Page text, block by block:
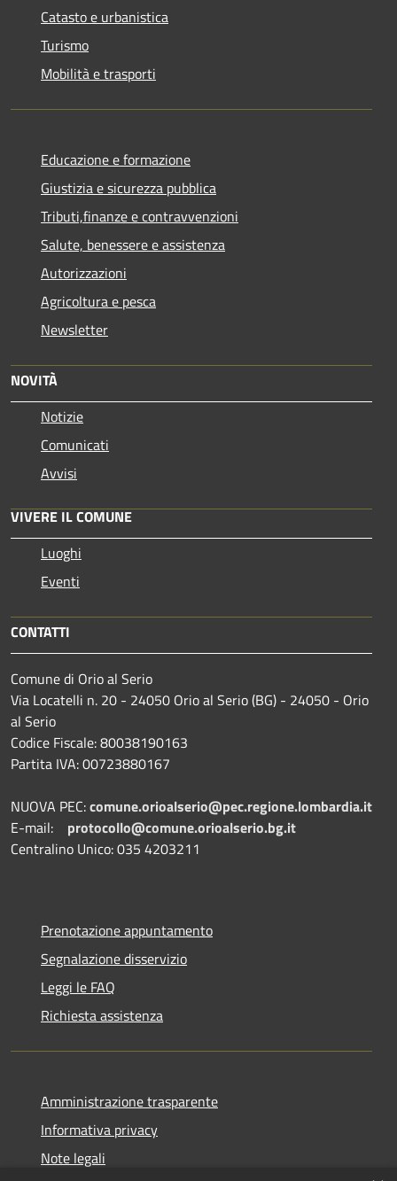
Catasto e urbanistica
Turismo
Mobilità e trasporti
Educazione e formazione
Giustizia e sicurezza pubblica
Tributi,finanze e contravvenzioni
Salute, benessere e assistenza
Autorizzazioni
Agricoltura e pesca
Newsletter
NOVITÀ
Notizie
Comunicati
Avvisi
VIVERE IL COMUNE
Luoghi
Eventi
CONTATTI
Comune di Orio al Serio
Via Locatelli n. 20 - 24050 Orio al Serio (BG) - 24050 - Orio
al Serio
Codice Fiscale: 80038190163
Partita IVA: 00723880167
NUOVA PEC:comune.orioalserio@pec.regione.lombardia.it
E-mail: protocollo@comune.orioalserio.bg.it
Centralino Unico: 035 4203211
Prenotazione appuntamento
Segnalazione disservizio
Leggi le FAQ
Richiesta assistenza
Amministrazione trasparente
Informativa privacy
Note legali